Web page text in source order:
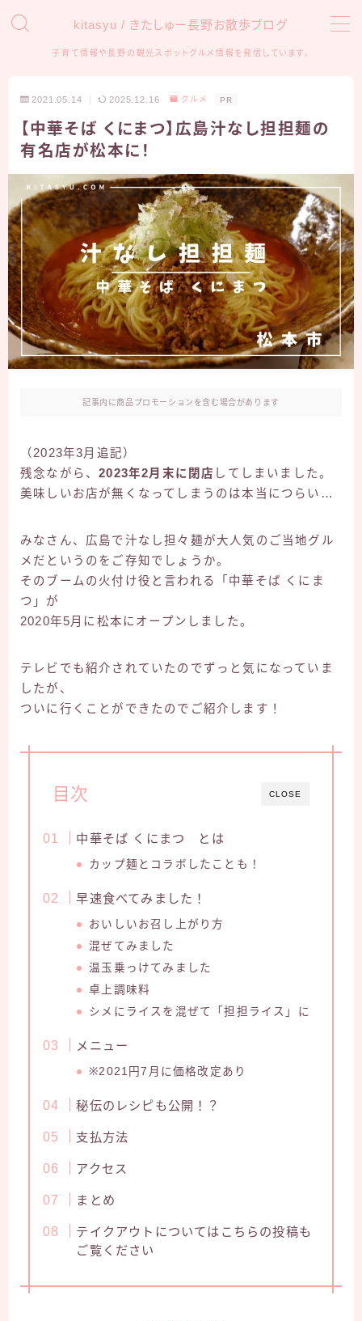
kitasyu / きたしゅー長野お散歩ブログ
子育て情報や長野の観光スポットグルメ情報を発信しています。
MENU
おでかけ
アンパンマンミュージアム
信州の観光・遊び場
子育て
育児グッズ
知育・学習
グルメ
2021.05.14 2025.12.16 グルメ PR
【中華そば くにまつ】広島汁なし担担麺の
有名店が松本に！
記事内に商品プロモーションを含む場合があります
（2023年3月追記）
残念ながら、2023年2月末に閉店 してしまいました。
美味しいお店が無くなってしまうのは本当につらい…
みなさん、広島で汁なし担々麺が大人気のご当地グル
メだというのをご存知でしょうか。
そのブームの火付け役と言われる「中華そば くにま
つ」が
2020年5月に松本にオープンしました。
テレビでも紹介されていたのでずっと気になっていま
したが、
ついに行くことができたのでご紹介します！
CLOSE
目次
中華そば くにまつ とは
カップ麺とコラボしたことも！
早速食べてみました！
おいしいお召し上がり方
混ぜてみました
温玉乗っけてみました
卓上調味料
シメにライスを混ぜて「担担ライス」に
メニュー
※2021円7月に価格改定あり
秘伝のレシピも公開！？
支払方法
アクセス
まとめ
テイクアウトについてはこちらの投稿も
ご覧ください